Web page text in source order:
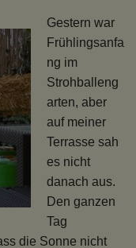
Gestern war
Frühlingsanfa
ng im
Strohballeng
arten, aber
auf meiner
Terrasse sah
es nicht
danach aus.
Den ganzen
Tag
die Sonne nicht